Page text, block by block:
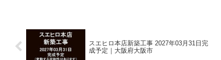
スエヒロ本店新築工事 2027年03月31日完
成予定｜大阪府大阪市